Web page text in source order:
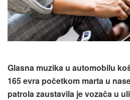
Glasna muzika u automobilu
165 evra početkom marta u
patrola zaustavila je vozača u